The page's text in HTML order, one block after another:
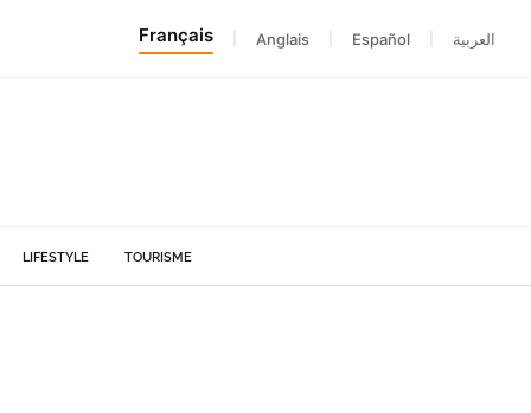
Français Anglais Español العربية
LIFESTYLE TOURISME